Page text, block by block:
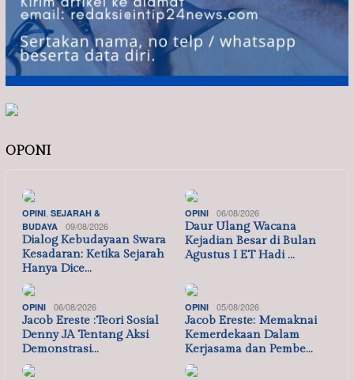
OPONI
OPINI SEJARAH &
BUDAYA
09/08/2026
Dialog Kebudayaan Swara
Kesadaran: Ketika Sejarah
Hanya Dice…
OPINI 06/08/2026
Daur Ulang Wacana
Kejadian Besar di Bulan
Agustus I ET Hadi …
OPINI 06/08/2026
Jacob Ereste :Teori Sosial
Denny JA Tentang Aksi
Demonstrasi…
OPINI 05/08/2026
Jacob Ereste: Memaknai
Kemerdekaan Dalam
Kerjasama dan Pembe…